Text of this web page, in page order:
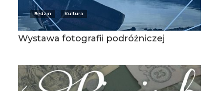
Będzin Kultura
Wystawa fotografii podróżniczej